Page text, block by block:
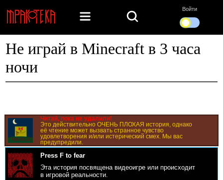
Войти
Не играй в Minecraft в 3 часа
ночи
Читай, пока не удалили!
Это действительно ОЧЕНЬ ПЛОХАЯ история, однако
её чтение может вызвать странное чувство
удовлетворения и/или истерический смех. Мы вас
предупредили.
Press F to fear
Эта история посвящена видеоигре или происходит
в игровой реальности.